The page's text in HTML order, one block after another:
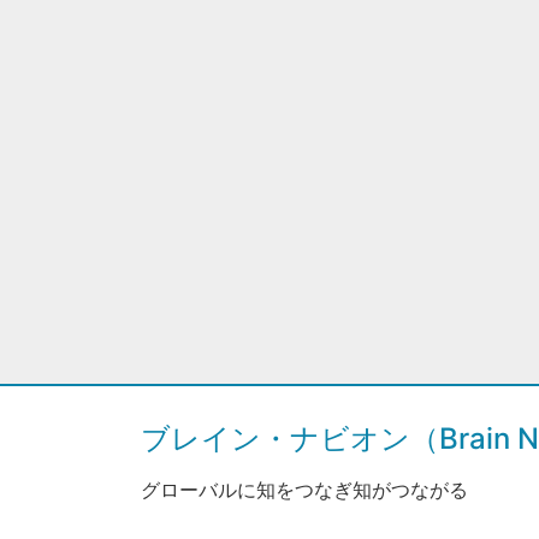
ブレイン・ナビオン（Brain
グローバルに知をつなぎ知がつながる